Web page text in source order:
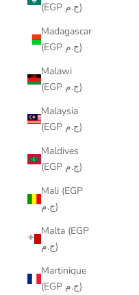
(EGP ج.م)
Madagascar
(EGP ج.م)
Malawi
(EGP ج.م)
Malaysia
(EGP ج.م)
Maldives
(EGP ج.م)
Mali (EGP
ج.م)
Malta (EGP
ج.م)
Martinique
(EGP ج.م)